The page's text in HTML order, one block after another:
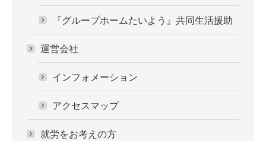
『グループホームたいよう』共同生活援助
運営会社
インフォメーション
アクセスマップ
就労をお考えの方